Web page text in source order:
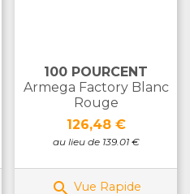
100 POURCENT
Armega Factory Blanc
Rouge
Prix
126,48 €
au lieu de 139.01 €
 Vue Rapide